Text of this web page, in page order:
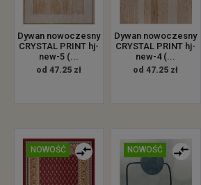
Dywan nowoczesny
CRYSTAL PRINT hj-
new-5 (...
od 47.25 zł
Dywan nowoczesny
CRYSTAL PRINT hj-
new-4 (...
od 47.25 zł
NOWOŚĆ NOWOŚĆ